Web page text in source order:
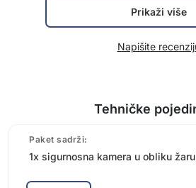
Prikaži više
Napišite
Tehničke
Paket sadrži:
1x sigurnosna kamera u obliku